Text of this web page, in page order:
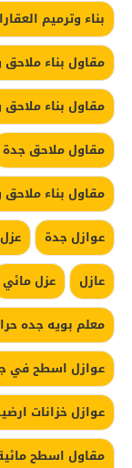
بناء وترميم
مقاول بناء
مقاول بناء
مقاول ملاحق جدة
مقاول بناء
عوازل جدة
عازل
عزل مائي
معلم بويه جده
عوازل اسطح في
عوازل خزانات
مقاول اسطح